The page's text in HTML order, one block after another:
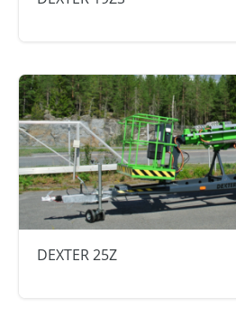
DEXTER 25Z